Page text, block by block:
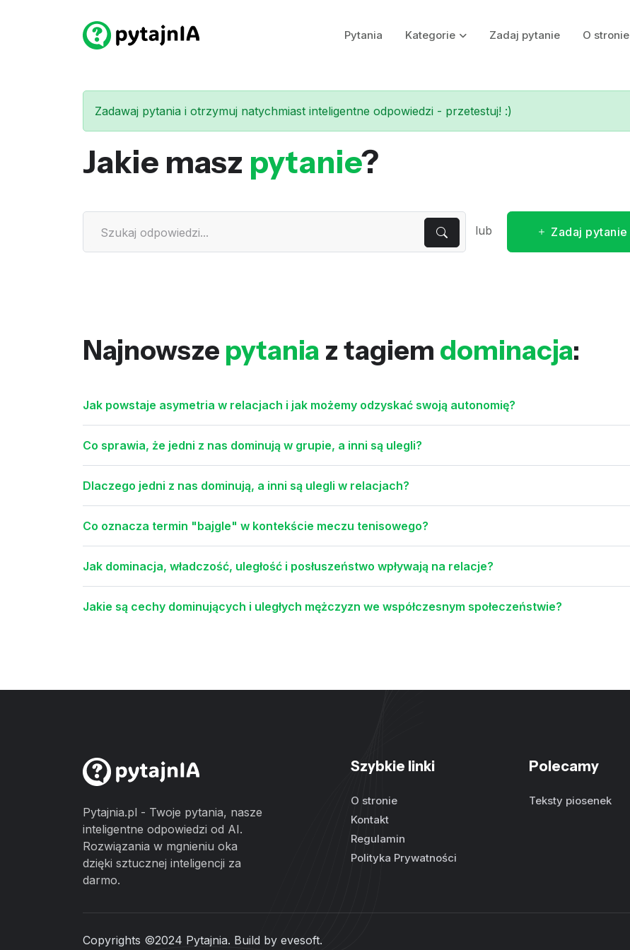
Pytania Kategorie Zadaj pytanie O stronie
Zadawaj pytania i otrzymuj natychmiast inteligentne odpowiedzi - przetestuj! :)
Jakie masz pytanie?
lub Zadaj pytanie
Najnowsze pytania z tagiem dominacja:
Jak powstaje asymetria w relacjach i jak możemy odzyskać swoją autonomię?
Co sprawia, że jedni z nas dominują w grupie, a inni są ulegli?
Dlaczego jedni z nas dominują, a inni są ulegli w relacjach?
Co oznacza termin "bajgle" w kontekście meczu tenisowego?
Jak dominacja, władczość, uległość i posłuszeństwo wpływają na relacje?
Jakie są cechy dominujących i uległych mężczyzn we współczesnym społeczeństwie?
Pytajnia.pl - Twoje pytania, nasze
inteligentne odpowiedzi od AI.
Rozwiązania w mgnieniu oka
dzięki sztucznej inteligencji za
darmo.
Szybkie linki
O stronie
Kontakt
Regulamin
Polityka Prywatności
Polecamy
Teksty piosenek
Copyrights ©2024 Pytajnia. Build by evesoft.